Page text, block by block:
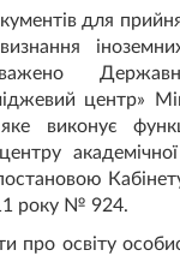
для
центр»
виконує
року № 924.
про освіту